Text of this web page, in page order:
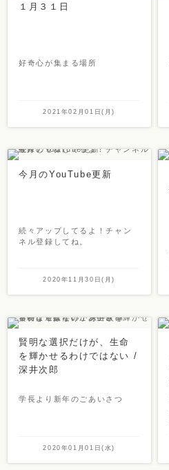
１月３１日
好奇心が集まる場所
2021年02月01日(月)
今月のYouTube更新
続々アップしてるよ！チャン
ネル登録してね。
2020年11月30日(月)
賢明な選択だけが、生命
を輝かせるわけではない /
深井次郎
学長より新年のごあいさつ
2020年01月01日(水)